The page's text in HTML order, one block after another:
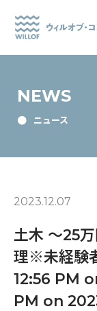
NEWS
ニュース
2023.12.07
土木 〜25
理※未経験
12:56 PM
PM on